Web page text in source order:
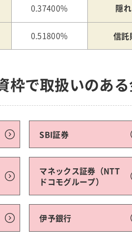
0.37400% 隠
0.51800% 信託
枠で取扱いのあ
SBI証券
マネックス証券（NTT
ドコモグループ）
伊予銀行